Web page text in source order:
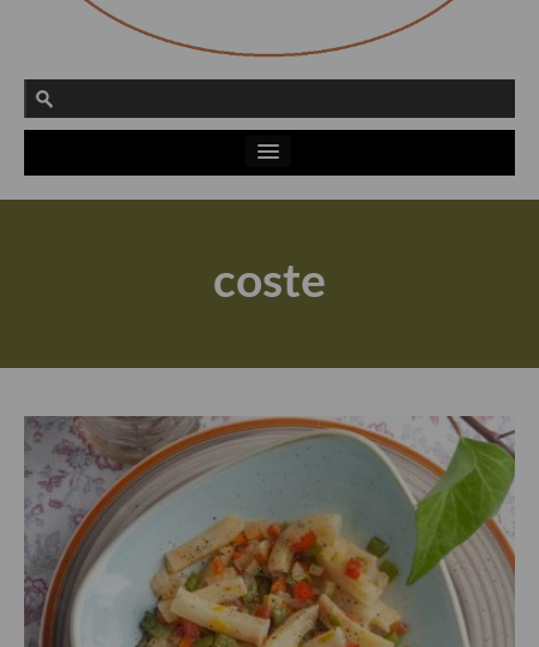
Actualidad y recomendaciones
Apuntes, estudios sobre temas interesantes e importantes
Flores en la cocina recetas
Técnicas de emplatado
El mundo del vino y las bebidas
Tiendas especiales
En la mesa: menaje, vajilla, técnicas de emplatado, decoración
coste